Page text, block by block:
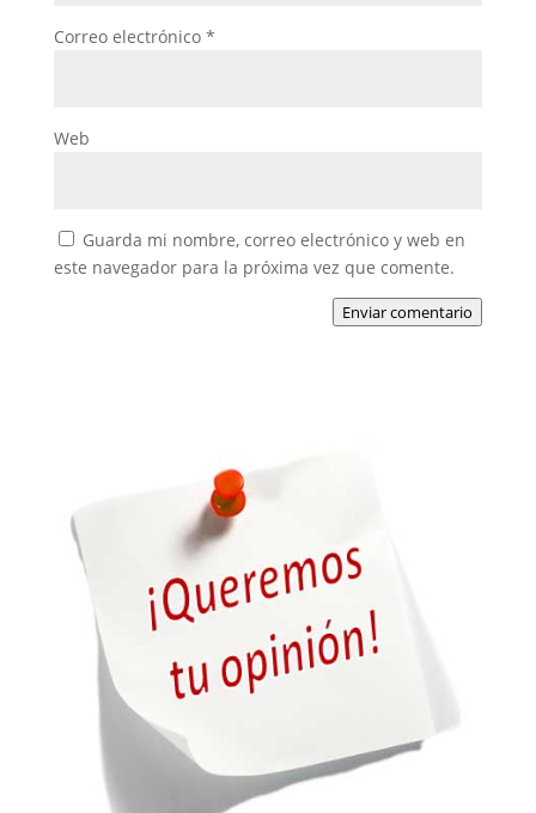
Correo electrónico *
Web
Guarda mi nombre, correo electrónico y web en
este navegador para la próxima vez que comente.
Enviar comentario